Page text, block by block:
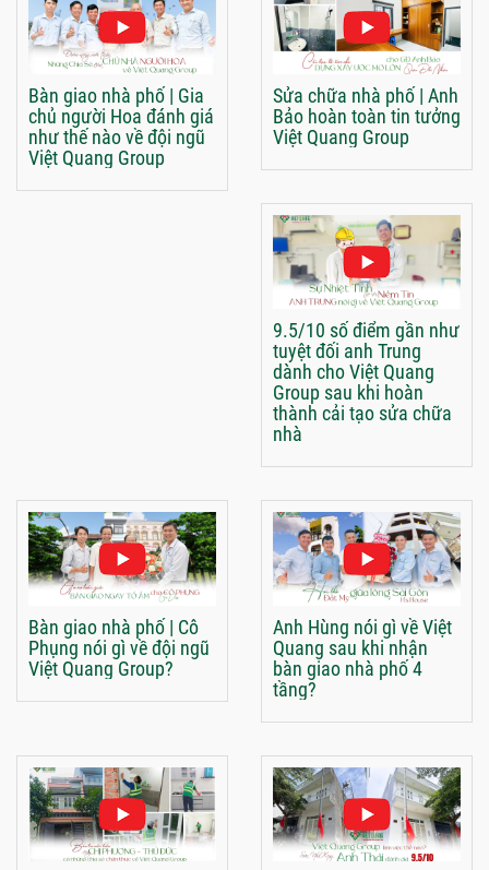
Bàn giao nhà phố | Gia
chủ người Hoa đánh giá
như thế nào về đội ngũ
Việt Quang Group
Sửa chữa nhà phố | Anh
Bảo hoàn toàn tin tưởng
Việt Quang Group
9.5/10 số điểm gần như
tuyệt đối anh Trung
dành cho Việt Quang
Group sau khi hoàn
thành cải tạo sửa chữa
nhà
Bàn giao nhà phố | Cô
Phụng nói gì về đội ngũ
Việt Quang Group?
Anh Hùng nói gì về Việt
Quang sau khi nhận
bàn giao nhà phố 4
tầng?